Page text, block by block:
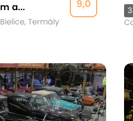
9,0
a...
Termály